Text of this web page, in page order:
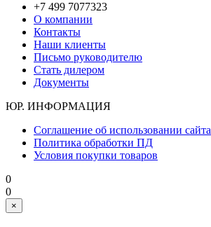
+7 499 7077323
О компании
Контакты
Наши клиенты
Письмо руководителю
Стать дилером
Документы
ЮР. ИНФОРМАЦИЯ
Соглашение об использовании сайта
Политика обработки ПД
Условия покупки товаров
0
0
×